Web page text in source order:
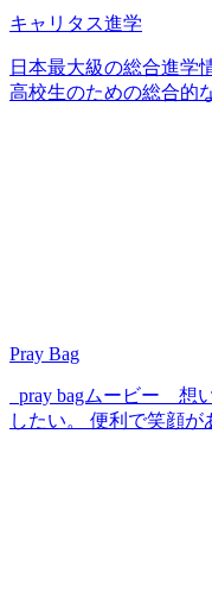
キャリタス進学
日本最大級の総合進学
高校生のための総合的
Pray Bag
pray bagムービー 想
したい。 便利で笑顔が